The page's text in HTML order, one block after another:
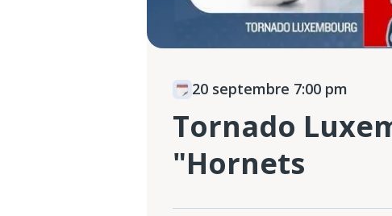
20 septembre 7:00 pm
Tornado
"Hornets